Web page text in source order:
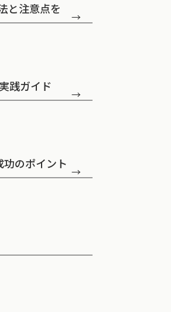
と注意点を
→
践ガイド
→
のポイント
→